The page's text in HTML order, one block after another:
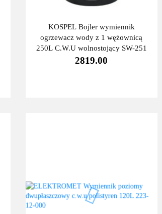
KOSPEL Bojler wymiennik
ogrzewacz wody z 1 wężownicą
250L C.W.U wolnostojący SW-251
2819.00